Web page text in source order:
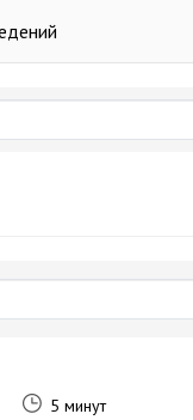
5 минут